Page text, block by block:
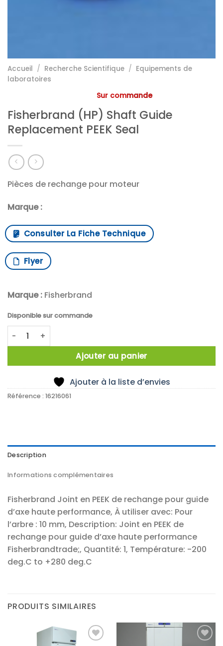
Accueil / Recherche Scientifique / Equipements de
laboratoires
Sur commande
Fisherbrand (HP) Shaft Guide
Replacement PEEK Seal
Pièces de rechange pour moteur
Marque :
Consulter La Fiche Technique
Flyer
Marque : Fisherbrand
Disponible sur commande
quantité de Fisherbrand (HP) Shaft Guide Replacement
Ajouter au panier
Ajouter à la liste d’envies
Référence : 16216061
Description
Informations complémentaires
Fisherbrand Joint en PEEK de rechange pour guide
d’axe haute performance, À utiliser avec: Pour
l’arbre : 10 mm, Description: Joint en PEEK de
rechange pour guide d’axe haute performance
Fisherbrandtrade;, Quantité: 1, Température: -200
deg.C to +280 deg.C
PRODUITS SIMILAIRES